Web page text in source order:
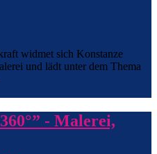
widmet sich Konstanze
und lädt unter dem Thema
- Malerei,